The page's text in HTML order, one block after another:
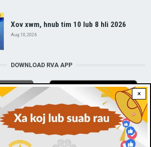
×
Xov xwm, hnub tim 10 lub 8 hli 2026
Aug 10, 2026
DOWNLOAD RVA APP
STAY CONNECTED WITH US!